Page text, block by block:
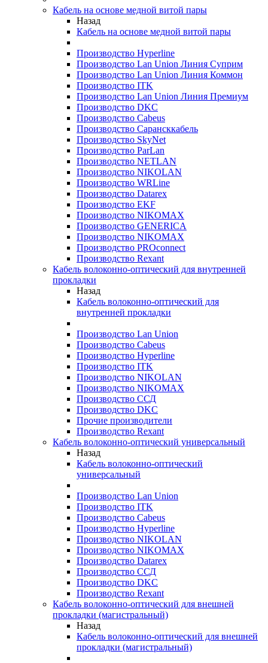
Кабель на основе медной витой пары
Назад
Кабель на основе медной витой пары
Производство Hyperline
Производство Lan Union Линия Суприм
Производство Lan Union Линия Коммон
Производство ITK
Производство Lan Union Линия Премиум
Производство DKC
Производство Cabeus
Производство Сарансккабель
Производство SkyNet
Производство ParLan
Производство NETLAN
Производство NIKOLAN
Производство WRLine
Производство Datarex
Производство EKF
Производство NIKOMAX
Производство GENERICA
Производство NIKOMAX
Производство PROconnect
Производство Rexant
Кабель волоконно-оптический для внутренней
прокладки
Назад
Кабель волоконно-оптический для
внутренней прокладки
Производство Lan Union
Производство Cabeus
Производство Hyperline
Производство ITK
Производство NIKOLAN
Производство NIKOMAX
Производство ССД
Производство DKC
Прочие производители
Производство Rexant
Кабель волоконно-оптический универсальный
Назад
Кабель волоконно-оптический
универсальный
Производство Lan Union
Производство ITK
Производство Cabeus
Производство Hyperline
Производство NIKOLAN
Производство NIKOMAX
Производство Datarex
Производство ССД
Производство DKC
Производство Rexant
Кабель волоконно-оптический для внешней
прокладки (магистральный)
Назад
Кабель волоконно-оптический для внешней
прокладки (магистральный)